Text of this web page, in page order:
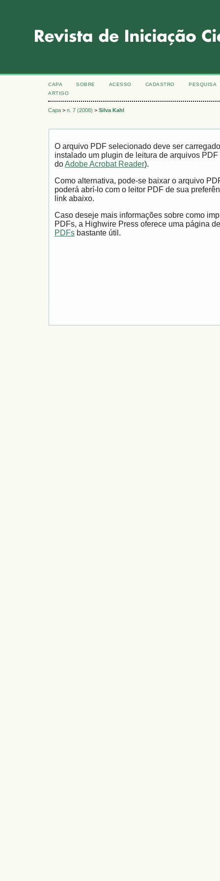
CAPA SOBRE ACESSO CADASTRO
PESQUISA
ARTIGO
Capa > n. 7 (2008) > Silva Kahl
O arquivo PDF selecionado deve ser
instalado um plugin de leitura de arquivos
doAdobe Acrobat Reader).
Como alternativa, pode-se baixar o arquivo
poderá abrí-lo com o leitor PDF de sua
link abaixo.
Caso deseje mais informações sobre como
PDFs, a Highwire Press oferece uma página
PDFs bastante útil.